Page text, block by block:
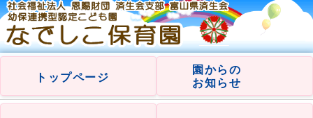
トップページ
園からの
お知らせ